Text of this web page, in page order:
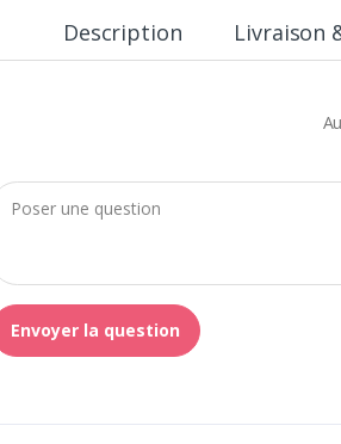
Description Livraison
Envoyer la question